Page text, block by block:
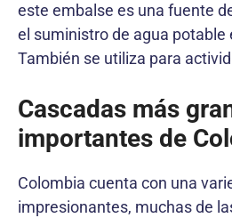
este embalse es una fuente
el suministro de agua potable
También se utiliza para
Cascadas más
importantes de
Colombia cuenta con una
impresionantes, muchas de